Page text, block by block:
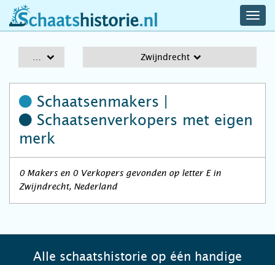
schaatshistorie.nl
Zwijndrecht
Schaatsenmakers |
Schaatsenverkopers met eigen
merk
0 Makers en 0 Verkopers gevonden op letter E in
Zwijndrecht, Nederland
Alle schaatshistorie op één handige